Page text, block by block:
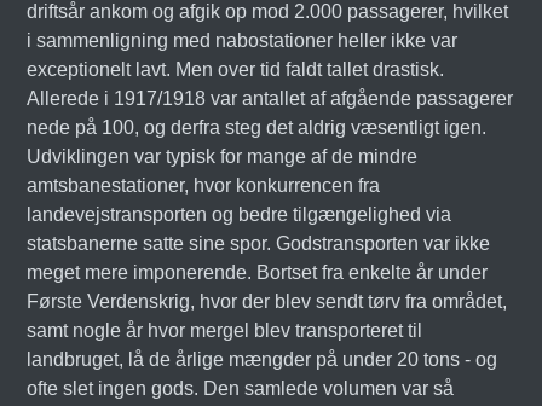
driftsår ankom og afgik op mod 2.000 passagerer, hvilket
i sammenligning med nabostationer heller ikke var
exceptionelt lavt. Men over tid faldt tallet drastisk.
Allerede i 1917/1918 var antallet af afgående passagerer
nede på 100, og derfra steg det aldrig væsentligt igen.
Udviklingen var typisk for mange af de mindre
amtsbanestationer, hvor konkurrencen fra
landevejstransporten og bedre tilgængelighed via
statsbanerne satte sine spor. Godstransporten var ikke
meget mere imponerende. Bortset fra enkelte år under
Første Verdenskrig, hvor der blev sendt tørv fra området,
samt nogle år hvor mergel blev transporteret til
landbruget, lå de årlige mængder på under 20 tons - og
ofte slet ingen gods. Den samlede volumen var så